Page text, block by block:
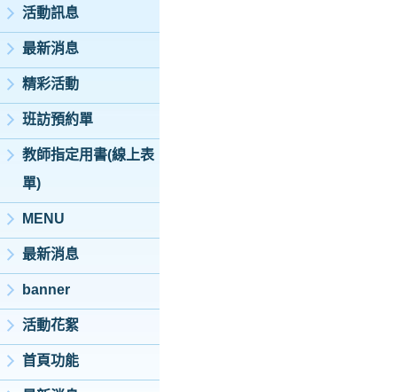
活動訊息
最新消息
精彩活動
班訪預約單
教師指定用書(線上表
單)
MENU
最新消息
banner
活動花絮
首頁功能